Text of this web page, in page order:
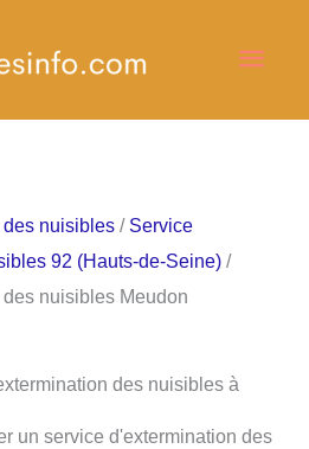
nuisibles / Service
92 (Hauts-de-Seine) /
nuisibles Meudon
des nuisibles à
un service d'extermination des